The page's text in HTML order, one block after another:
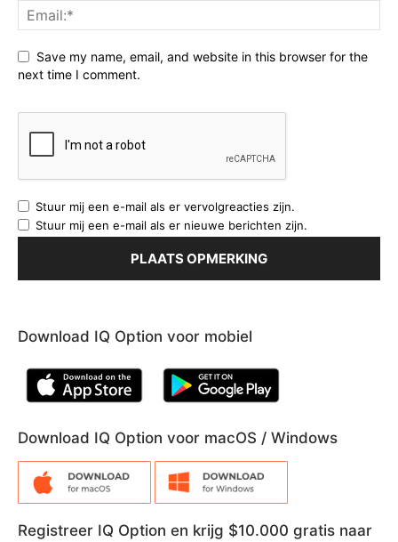
ondersteunings- en weerstandsniveaus
ondersteuningsniveau
ondersteuningszone
opwaartse trend
pincet bodem
sma sma indicator
sma30
Steun en weerstand
steun- en weerstandszones
weerstand gebied
weerstand ondersteunen
Save my name, email, and website in this browser for the
next time I comment.
Stuur mij een e-mail als er vervolgreacties zijn.
Stuur mij een e-mail als er nieuwe berichten zijn.
Download IQ Option voor mobiel
Download IQ Option voor macOS / Windows
Registreer IQ Option en krijg $10.000 gratis naar